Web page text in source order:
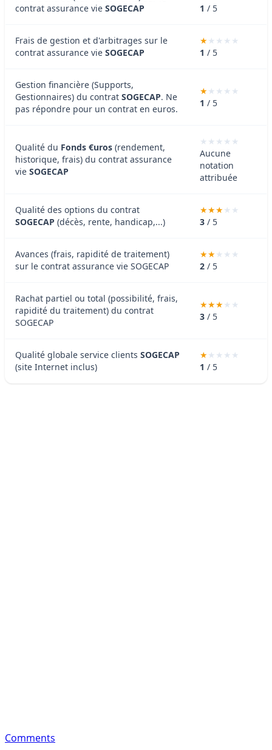
contrat assurance vie SOGECAP 1 / 5
Frais de gestion et d'arbitrages sur le
contrat assurance vie SOGECAP 1 / 5
Gestion financière (Supports,
Gestionnaires) du contrat SOGECAP. Ne
pas répondre pour un contrat en euros.
1 / 5
Qualité du Fonds €uros (rendement,
historique, frais) du contrat assurance
vie SOGECAP
Aucune
notation
attribuée
Qualité des options du contrat
SOGECAP (décès, rente, handicap,...) 3 / 5
Avances (frais, rapidité de traitement)
sur le contrat assurance vie SOGECAP
2 / 5
Rachat partiel ou total (possibilité, frais,
rapidité du traitement) du contrat
SOGECAP
3 / 5
Qualité globale service clients SOGECAP
(site Internet inclus)
1 / 5
Comments